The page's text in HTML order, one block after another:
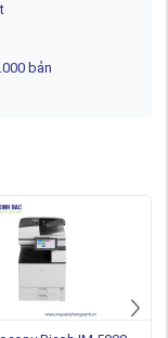
bản